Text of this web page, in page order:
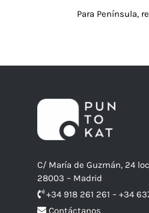
Para Península,
C/ María de Guzmán, 24
28003 – Madrid
+34 918 261 261 – +34
Contáctanos